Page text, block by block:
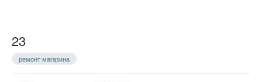
23
ремонт магазина